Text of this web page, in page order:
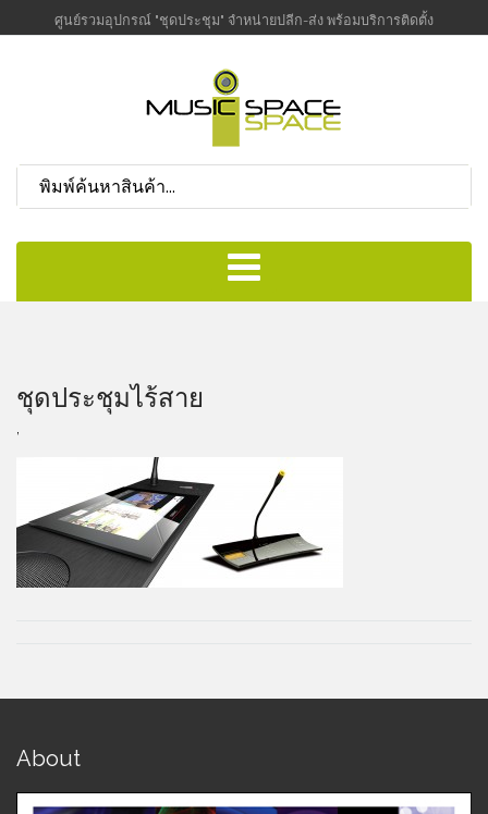
ศูนย์รวมอุปกรณ์ "ชุดประชุม" จำหน่ายปลีก-ส่ง พร้อมบริการติดตั้ง
ชุดประชุมไร้สาย
About